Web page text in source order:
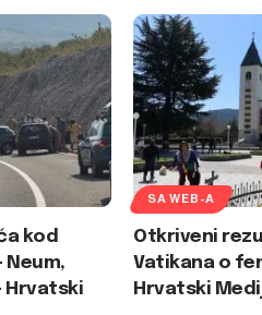
kod
Hrvatski
SA WEB-A
Otkriveni
Vatikana o
Hrvatski